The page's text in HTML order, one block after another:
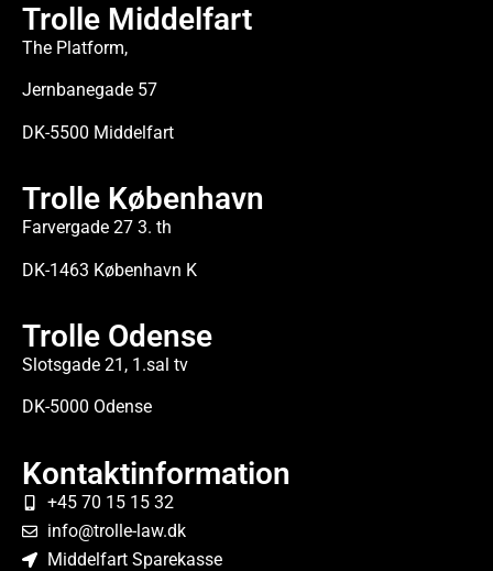
Trolle Middelfart
The Platform,
Jernbanegade 57
DK-5500 Middelfart
Trolle København
Farvergade 27 3. th
DK-1463 København K
Trolle Odense
Slotsgade 21, 1.sal tv
DK-5000 Odense
Kontaktinformation
+45 70 15 15 32
info@trolle-law.dk
Middelfart Sparekasse